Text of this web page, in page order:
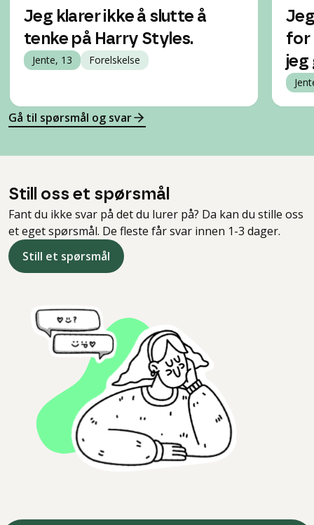
Jeg klarer ikke å slutte å
tenke på Harry Styles.
Jente, 13 Forelskelse
for
jeg
Gå til spørsmål og svar
Still oss et spørsmål
Fant du ikke svar på det du lurer på? Da kan du stille oss
et eget spørsmål. De fleste får svar innen 1-3 dager.
Still et spørsmål